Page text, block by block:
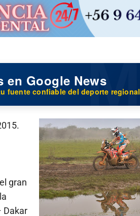
en Google News
fuente confiable del deporte regional
gran
Dakar